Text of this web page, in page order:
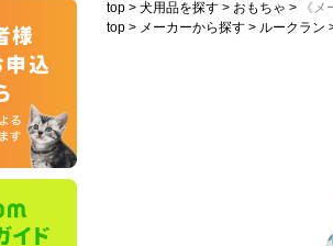
top 犬用品を探す おもちゃ
《
top
メーカーから探す ルークラン